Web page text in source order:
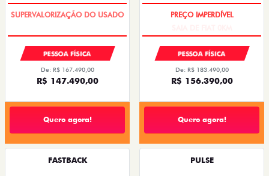
COM USADO NA TROCA
PESSOA FÍSICA
De: R$ 167.490,00
R$ 147.490,00
Quero agora!
SAIA DE FIAT 0KM
PESSOA FÍSICA
De: R$ 183.490,00
R$ 156.390,00
Quero agora!
FASTBACK PULSE